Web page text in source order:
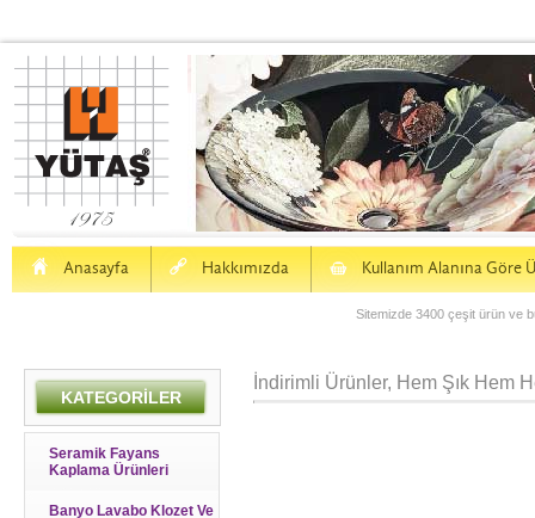
Anasayfa
H Hakkımızda
a Kullanım Alanına Göre
S
Sitemizde 3400 çeşit ürün ve
KATEGORİLER
Seramik Fayans
Kaplama Ürünleri
Banyo Lavabo Klozet Ve
İndirimli Ürünler, Hem Şık Hem